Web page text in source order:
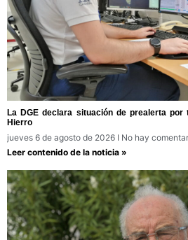
La DGE declara situación de prealerta
Hierro
jueves 6 de agosto de 2026
No hay
Leer contenido de la noticia »